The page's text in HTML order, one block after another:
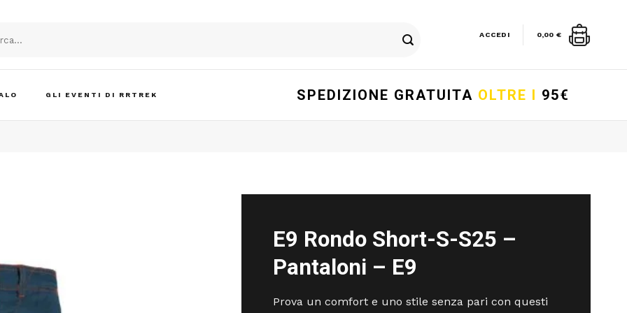
ACCEDI 0,00 €
GLI EVENTI DI RRTREK SPEDIZIONE GRATUITA OLTRE I 95€
E9 Rondo Short-S-S25 –
Pantaloni – E9
Prova un comfort e uno stile senza pari con questi